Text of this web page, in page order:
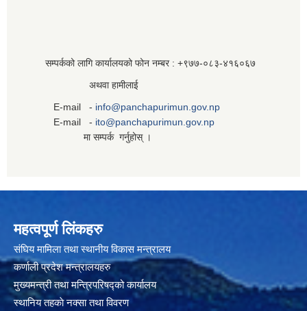
सम्पर्कको लागि कार्यालयको फोन नम्बर : +९७७-०८३‍-४१६०६७
अथवा हामीलाई
E-mail - info@panchapurimun.gov.np
E-mail - ito@panchapurimun.gov.np
मा सम्पर्क गर्नुहोस् ।
महत्वपूर्ण लिंकहरु
संघिय मामिला तथा स्थानीय विकास मन्त्रालय
कर्णाली प्रदेश मन्त्रालयहरु
मुख्यमन्त्री तथा मन्त्रिपरिषद्को कार्यालय
स्थानिय तहकाे नक्सा तथा विवरण